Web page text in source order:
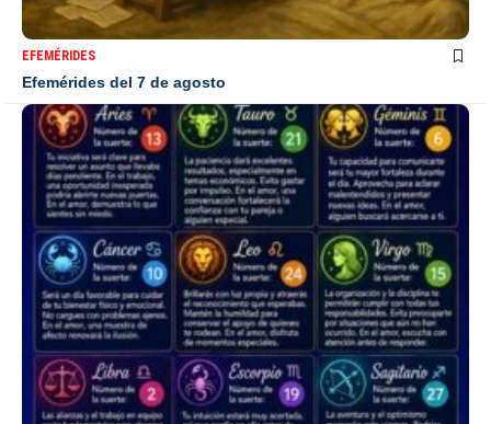
EFEMÉRIDES
Efemérides del 7 de agosto